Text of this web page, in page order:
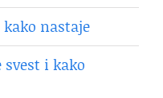
kako nastaje
svest i kako